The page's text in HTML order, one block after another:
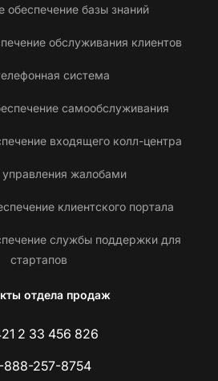
обеспечение базы знаний
обслуживания клиентов
система
самообслуживания
входящего колл-центра
жалобами
клиентского портала
службы поддержки для
стартапов
отдела продаж
2 33 456 826
888-257-8754